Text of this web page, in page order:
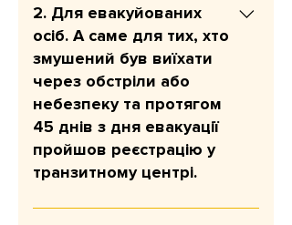
(їжа, ліки, комунальні послуги,
транспорт, одяг тощо); знизити
фінансовий тиск; зменшити
необхідність економити на
найнеобхіднішому або влазити в
борги. Сума допомоги: 10 800
грн на людину. У разі
відповідності критеріям програми
допомога надається одноразово і
розрахована на шість місяців.
2. Для евакуйованих
осіб. А саме для тих, хто
змушений був виїхати
через обстріли або
небезпеку та протягом
45 днів з дня евакуації
пройшов реєстрацію у
транзитному центрі.
Мета: закрити базові витрати в